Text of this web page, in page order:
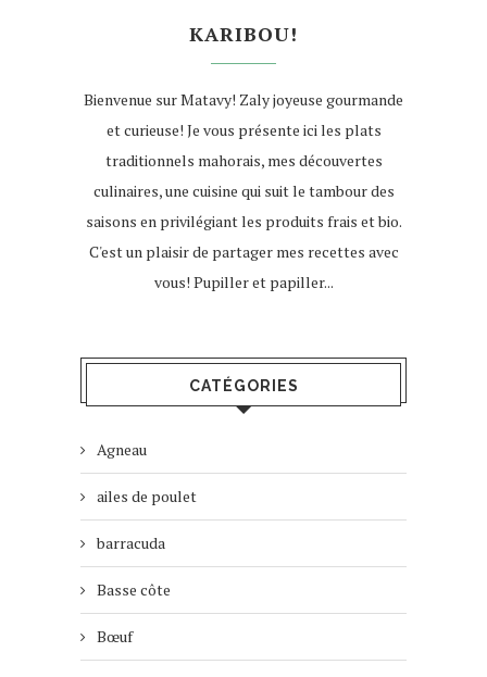
KARIBOU!
Bienvenue sur Matavy! Zaly joyeuse gourmande
et curieuse! Je vous présente ici les plats
traditionnels mahorais, mes découvertes
culinaires, une cuisine qui suit le tambour des
saisons en privilégiant les produits frais et bio.
C'est un plaisir de partager mes recettes avec
vous! Pupiller et papiller...
CATÉGORIES
Agneau
ailes de poulet
barracuda
Basse côte
Bœuf